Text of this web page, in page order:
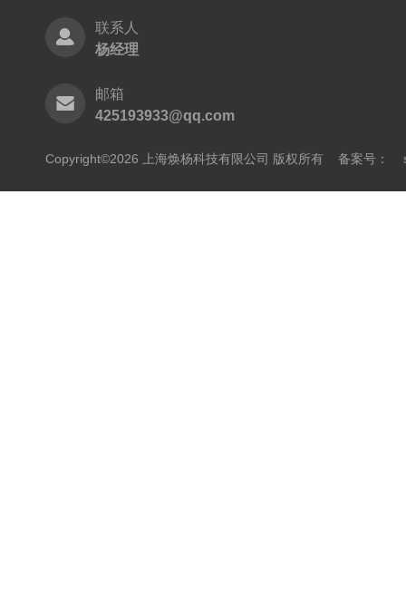
联系人
杨经理
邮箱
425193933@qq.com
Copyright©2026 上海焕杨科技有限公司 版权所有 备案号：